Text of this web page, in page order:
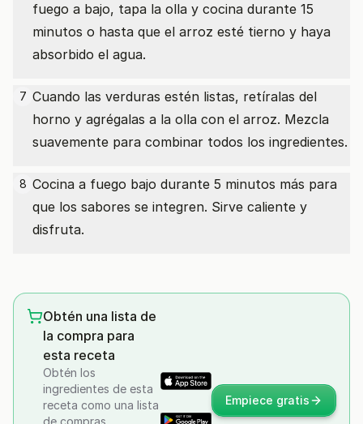
fuego a bajo, tapa la olla y cocina durante 15
minutos o hasta que el arroz esté tierno y haya
absorbido el agua.
7 Cuando las verduras estén listas, retíralas del
horno y agrégalas a la olla con el arroz. Mezcla
suavemente para combinar todos los ingredientes.
8 Cocina a fuego bajo durante 5 minutos más para
que los sabores se integren. Sirve caliente y
disfruta.
Obtén una lista de
la compra para
esta receta
Obtén los
ingredientes de esta
receta como una lista
de compras
Empiece gratis